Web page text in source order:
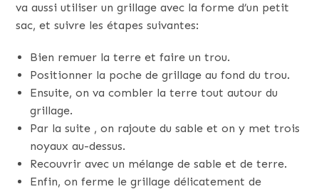
va aussi utiliser un grillage avec la forme d’un petit
sac, et suivre les étapes suivantes:
Bien remuer la terre et faire un trou.
Positionner la poche de grillage au fond du trou.
Ensuite, on va combler la terre tout autour du
grillage.
Par la suite , on rajoute du sable et on y met trois
noyaux au-dessus.
Recouvrir avec un mélange de sable et de terre.
Enfin, on ferme le grillage délicatement de